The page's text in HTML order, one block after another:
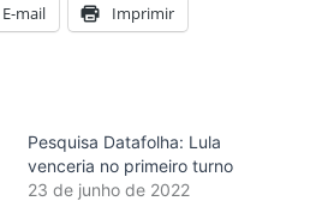
E-mail Imprimir
Pesquisa Datafolha: Lula
venceria no primeiro turno
23 de junho de 2022